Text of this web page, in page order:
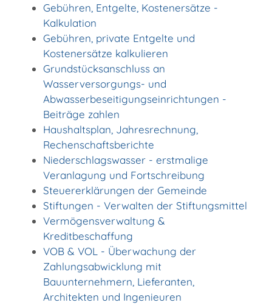
Gebühren, Entgelte, Kostenersätze -
Kalkulation
Gebühren, private Entgelte und
Kostenersätze kalkulieren
Grundstücksanschluss an
Wasserversorgungs- und
Abwasserbeseitigungseinrichtungen -
Beiträge zahlen
Haushaltsplan, Jahresrechnung,
Rechenschaftsberichte
Niederschlagswasser - erstmalige
Veranlagung und Fortschreibung
Steuererklärungen der Gemeinde
Stiftungen - Verwalten der Stiftungsmittel
Vermögensverwaltung &
Kreditbeschaffung
VOB & VOL - Überwachung der
Zahlungsabwicklung mit
Bauunternehmern, Lieferanten,
Architekten und Ingenieuren